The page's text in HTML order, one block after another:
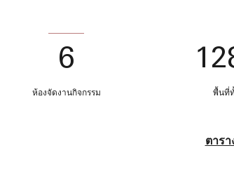
6
ห้องจัดงานกิจกรรม พื้นที่
ตาร